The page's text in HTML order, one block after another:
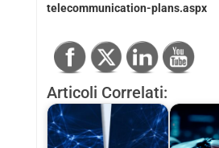
telecommunication-plans.aspx
Articoli Correlati: